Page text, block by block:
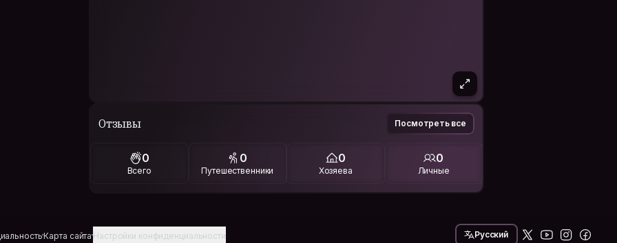
Отзывы Посмотреть все
0
Всего
0
Путешественники
0
Хозяева
0
Личные
Карта сайтаНастройки конфиденциальности Русский